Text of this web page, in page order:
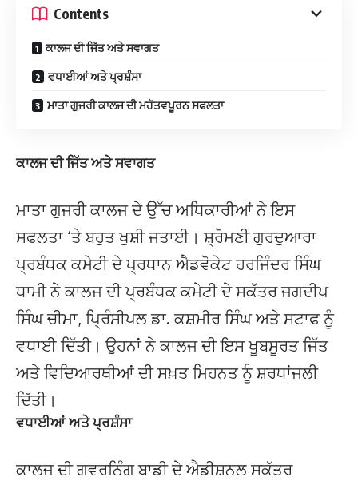
Contents
ਕਾਲਜ ਦੀ ਜਿੱਤ ਅਤੇ ਸਵਾਗਤ
ਵਧਾਈਆਂ ਅਤੇ ਪ੍ਰਸ਼ੰਸਾ
ਮਾਤਾ ਗੁਜਰੀ ਕਾਲਜ ਦੀ ਮਹੱਤਵਪੂਰਨ ਸਫਲਤਾ
ਕਾਲਜ ਦੀ ਜਿੱਤ ਅਤੇ ਸਵਾਗਤ
ਮਾਤਾ ਗੁਜਰੀ ਕਾਲਜ ਦੇ ਉੱਚ ਅਧਿਕਾਰੀਆਂ ਨੇ ਇਸ
ਸਫਲਤਾ ‘ਤੇ ਬਹੁਤ ਖੁਸ਼ੀ ਜਤਾਈ। ਸ਼੍ਰੋਮਣੀ ਗੁਰਦੁਆਰਾ
ਪ੍ਰਬੰਧਕ ਕਮੇਟੀ ਦੇ ਪ੍ਰਧਾਨ ਐਡਵੋਕੇਟ ਹਰਜਿੰਦਰ ਸਿੰਘ
ਧਾਮੀ ਨੇ ਕਾਲਜ ਦੀ ਪ੍ਰਬੰਧਕ ਕਮੇਟੀ ਦੇ ਸਕੱਤਰ ਜਗਦੀਪ
ਸਿੰਘ ਚੀਮਾ, ਪ੍ਰਿੰਸੀਪਲ ਡਾ. ਕਸ਼ਮੀਰ ਸਿੰਘ ਅਤੇ ਸਟਾਫ ਨੂੰ
ਵਧਾਈ ਦਿੱਤੀ। ਉਹਨਾਂ ਨੇ ਕਾਲਜ ਦੀ ਇਸ ਖੂਬਸੂਰਤ ਜਿੱਤ
ਅਤੇ ਵਿਦਿਆਰਥੀਆਂ ਦੀ ਸਖ਼ਤ ਮਿਹਨਤ ਨੂੰ ਸ਼ਰਧਾਂਜਲੀ
ਦਿੱਤੀ।
ਵਧਾਈਆਂ ਅਤੇ ਪ੍ਰਸ਼ੰਸਾ
ਕਾਲਜ ਦੀ ਗਵਰਨਿੰਗ ਬਾਡੀ ਦੇ ਐਡੀਸ਼ਨਲ ਸਕੱਤਰ